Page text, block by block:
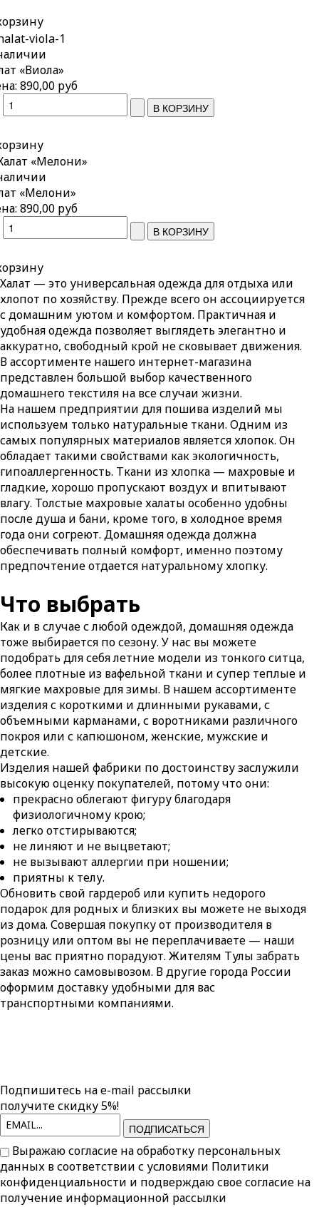
«Виола»
890,00 руб
«Мелони»
890,00 руб
Халат — это универсальная одежда для отдыха или
хлопот по хозяйству. Прежде всего он ассоциируется
с домашним уютом и комфортом. Практичная и
удобная одежда позволяет выглядеть элегантно и
аккуратно, свободный крой не сковывает движения.
В ассортименте нашего интернет-магазина
представлен большой выбор качественного
домашнего текстиля на все случаи жизни.
На нашем предприятии для пошива изделий мы
используем только натуральные ткани. Одним из
самых популярных материалов является хлопок. Он
обладает такими свойствами как экологичность,
гипоаллергенность. Ткани из хлопка — махровые и
гладкие, хорошо пропускают воздух и впитывают
влагу. Толстые махровые халаты особенно удобны
после душа и бани, кроме того, в холодное время
года они согреют. Домашняя одежда должна
обеспечивать полный комфорт, именно поэтому
предпочтение отдается натуральному хлопку.
Что выбрать
Как и в случае с любой одеждой, домашняя одежда
тоже выбирается по сезону. У нас вы можете
подобрать для себя летние модели из тонкого ситца,
более плотные из вафельной ткани и супер теплые и
мягкие махровые для зимы. В нашем ассортименте
изделия с короткими и длинными рукавами, с
объемными карманами, с воротниками различного
покроя или с капюшоном, женские, мужские и
детские.
Изделия нашей фабрики по достоинству заслужили
высокую оценку покупателей, потому что они:
прекрасно облегают фигуру благодаря
физиологичному крою;
легко отстирываются;
не линяют и не выцветают;
не вызывают аллергии при ношении;
приятны к телу.
Обновить свой гардероб или купить недорого
подарок для родных и близких вы можете не выходя
из дома. Совершая покупку от производителя в
розницу или оптом вы не переплачиваете — наши
цены вас приятно порадуют. Жителям Тулы забрать
заказ можно самовывозом. В другие города России
оформим доставку удобными для вас
транспортными компаниями.
Подпишитесь на e-mail рассылки
получите скидку 5%!
ПОДПИСАТЬСЯ
Выражаю согласие на обработку персональных
данных в соответствии с условиями Политики
конфиденциальности и подверждаю свое согласие на
получение информационной рассылки